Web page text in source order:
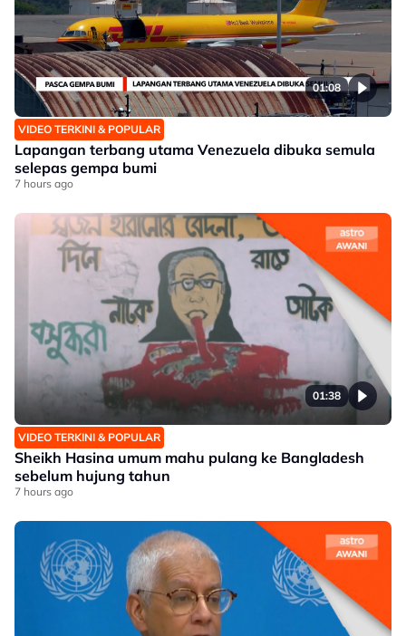
01:08
VIDEO TERKINI & POPULAR
Lapangan terbang utama Venezuela dibuka semula
selepas gempa bumi
7 hours ago
01:38
VIDEO TERKINI & POPULAR
Sheikh Hasina umum mahu pulang ke Bangladesh
sebelum hujung tahun
7 hours ago